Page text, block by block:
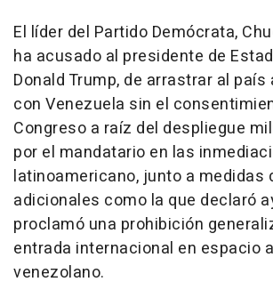
El líder del Partido Demócrata,
ha acusado al presidente de
Donald Trump, de arrastrar al país
con Venezuela sin el
Congreso a raíz del despliegue
por el mandatario en las
latinoamericano, junto a medidas
adicionales como la que declaró
proclamó una prohibición
entrada internacional en espacio
venezolano.